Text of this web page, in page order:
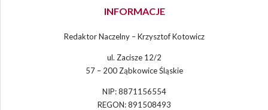
INFORMACJE
Redaktor Naczelny – Krzysztof Kotowicz
ul. Zacisze 12/2
57 – 200 Ząbkowice Śląskie
NIP: 8871156554
REGON: 891508493